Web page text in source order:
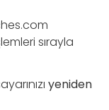
sırayla
yeniden